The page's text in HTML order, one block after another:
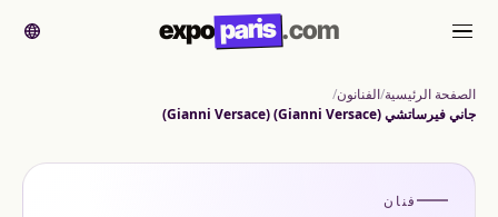
القائمة expoparis.com
الصفحة الرئيسية الفنانون
جاني فيرساتشي (Gianni Versace) (Gianni Versace)
فنان